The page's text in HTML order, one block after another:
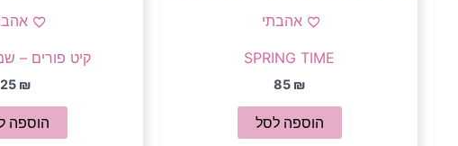
אהבתי
SPRING TIME
85 ₪
הוספה לסל
קיט פורים –
25 ₪
הוספה